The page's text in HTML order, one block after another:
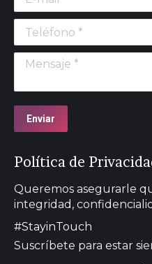
Teléfono *
Mensaje *
Enviar
Política de
Queremos asegurarle
integridad,
#StayinTouch
Suscríbete para estar